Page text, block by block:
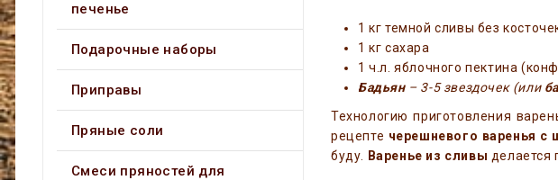
печенье
Подарочные наборы
Приправы
Пряные соли
Смеси пряностей для
1 кг темной сливы без
1 кг сахара
1 ч.л. яблочного пектина
Бадьян – 3-5 звездочек (или
Технологию приготовления
рецепте черешневого варенья с
буду.
Варенье из сливы делается